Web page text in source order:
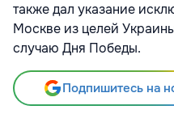
также дал указание
Москве из целей
случаю Дня Победы.
Подпишитесь на